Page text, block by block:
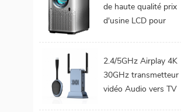
de haute qualité prix
d'usine LCD pour
Android 9.0 16GB
32GB WiFi Home
cinéma
2.4/5GHz Airplay 4K
30GHz transmetteur
vidéo Audio vers TV